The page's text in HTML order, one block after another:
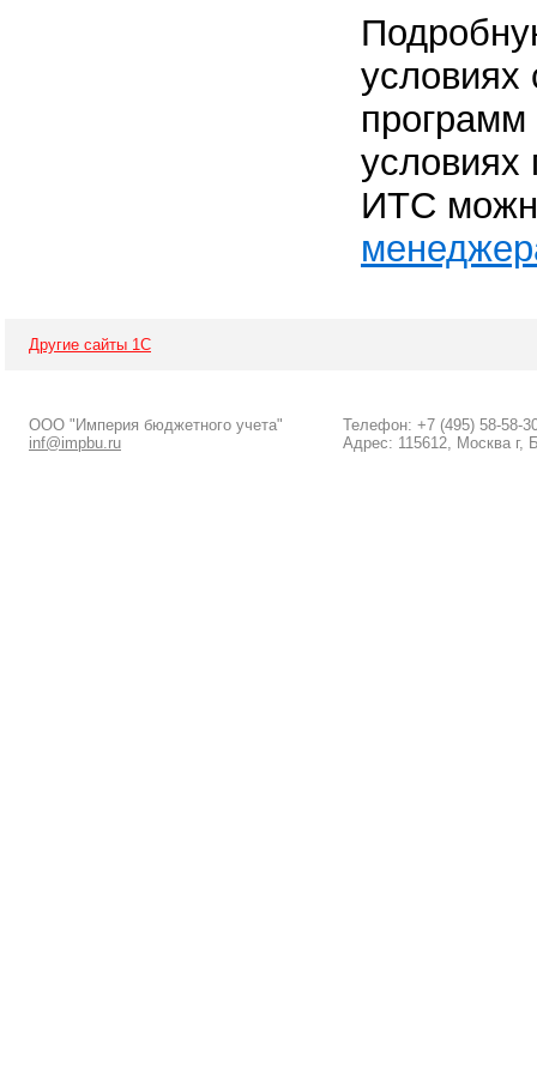
условиях
условиях
ИТС
Другие сайты 1С
ООО "Империя бюджетного учета"
inf@impbu.ru
Телефон: +7 (495) 58-58-
Адрес: 115612, Москва г,